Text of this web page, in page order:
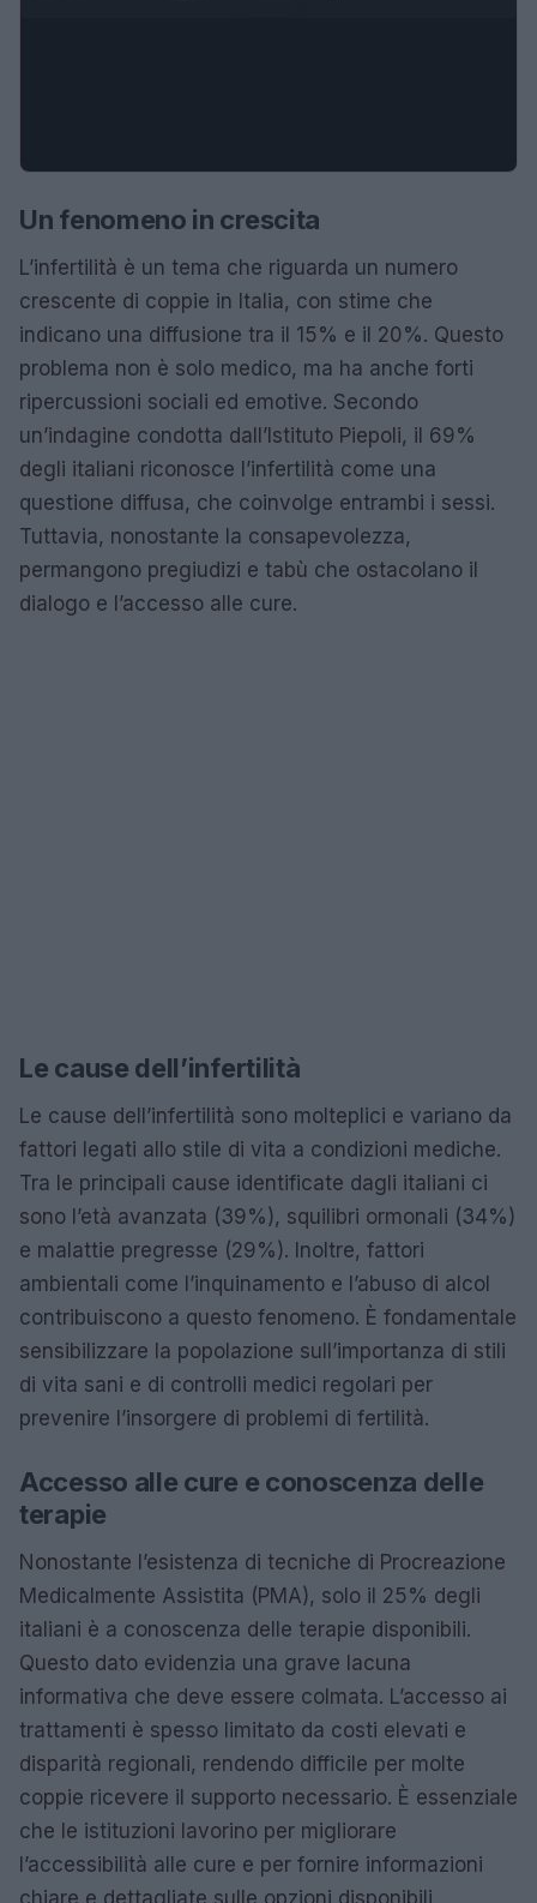
Un fenomeno in crescita
L’infertilità è un tema che riguarda un numero
crescente di coppie in Italia, con stime che
indicano una diffusione tra il 15% e il 20%. Questo
problema non è solo medico, ma ha anche forti
ripercussioni sociali ed emotive. Secondo
un’indagine condotta dall’Istituto Piepoli, il 69%
degli italiani riconosce l’infertilità come una
questione diffusa, che coinvolge entrambi i sessi.
Tuttavia, nonostante la consapevolezza,
permangono pregiudizi e tabù che ostacolano il
dialogo e l’accesso alle cure.
Le cause dell’infertilità
Le cause dell’infertilità sono molteplici e variano da
fattori legati allo stile di vita a condizioni mediche.
Tra le principali cause identificate dagli italiani ci
sono l’età avanzata (39%), squilibri ormonali (34%)
e malattie pregresse (29%). Inoltre, fattori
ambientali come l’inquinamento e l’abuso di alcol
contribuiscono a questo fenomeno. È fondamentale
sensibilizzare la popolazione sull’importanza di stili
di vita sani e di controlli medici regolari per
prevenire l’insorgere di problemi di fertilità.
Accesso alle cure e conoscenza delle
terapie
Nonostante l’esistenza di tecniche di Procreazione
Medicalmente Assistita (PMA), solo il 25% degli
italiani è a conoscenza delle terapie disponibili.
Questo dato evidenzia una grave lacuna
informativa che deve essere colmata. L’accesso ai
trattamenti è spesso limitato da costi elevati e
disparità regionali, rendendo difficile per molte
coppie ricevere il supporto necessario. È essenziale
che le istituzioni lavorino per migliorare
l’accessibilità alle cure e per fornire informazioni
chiare e dettagliate sulle opzioni disponibili.